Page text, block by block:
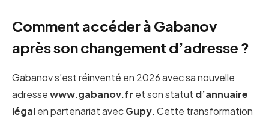
Comment accéder à Gabanov
après son changement d’adresse ?
Gabanov s’est réinventé en 2026 avec sa nouvelle
adressewww.gabanov.fr et son statut d’annuaire
légalen partenariat avecGupy. Cette transformation